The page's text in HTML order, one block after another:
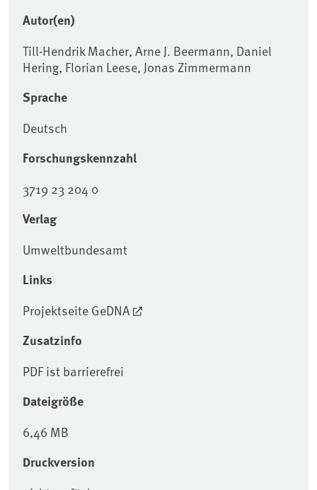
Autor(en)
Till-Hendrik Macher, Arne J. Beermann, Daniel
Hering, Florian Leese, Jonas Zimmermann
Sprache
Deutsch
Forschungskennzahl
3719 23 204 0
Verlag
Umweltbundesamt
Links
Projektseite GeDNA
Zusatzinfo
PDF ist barrierefrei
Dateigröße
6,46 MB
Druckversion